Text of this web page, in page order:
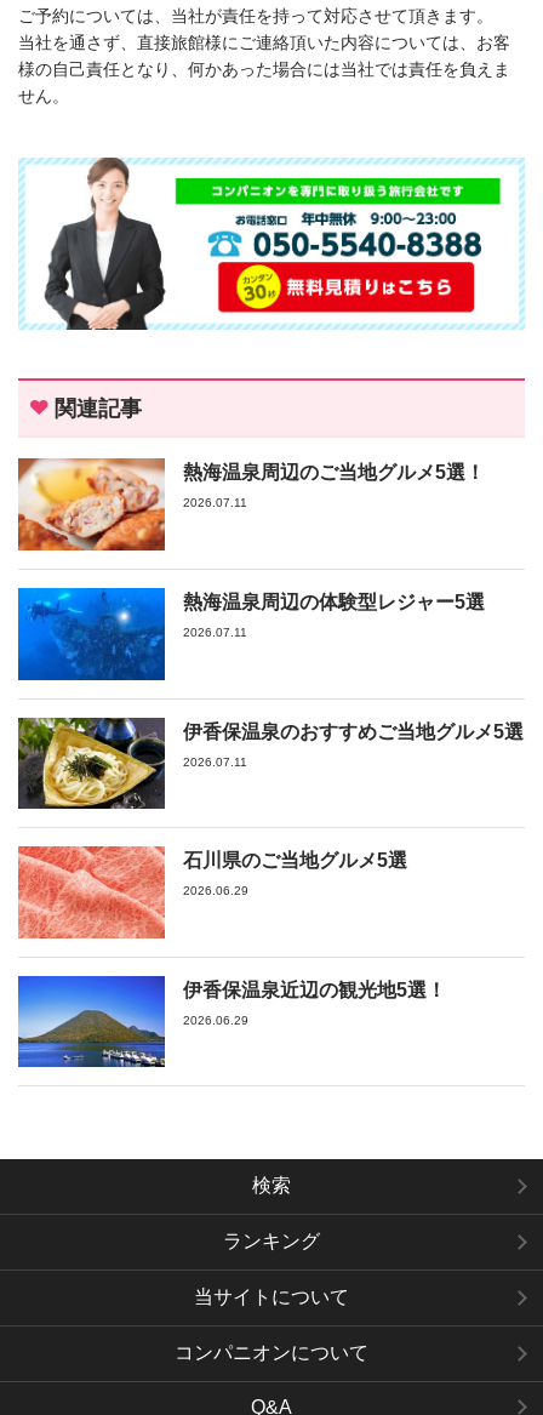
ご予約については、当社が責任を持って対応させて頂きます。
当社を通さず、直接旅館様にご連絡頂いた内容については、お客
様の自己責任となり、何かあった場合には当社では責任を負えま
せん。
関連記事
熱海温泉周辺のご当地グルメ5選！
2026.07.11
熱海温泉周辺の体験型レジャー5選
2026.07.11
伊香保温泉のおすすめご当地グルメ5選
2026.07.11
石川県のご当地グルメ5選
2026.06.29
伊香保温泉近辺の観光地5選！
2026.06.29
検索
ランキング
当サイトについて
コンパニオンについて
Q&A